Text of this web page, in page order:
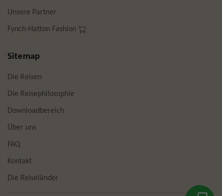
Unsere Partner
Fynch-Hatton Fashion
Sitemap
Die Reisen
Die Reisephilosophie
Downloadbereich
Über uns
FAQ
Kontakt
Die Reiseländer